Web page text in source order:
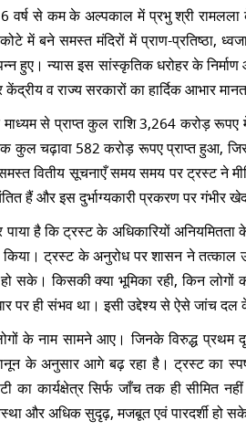
से कम के अल्पकाल में प्रभु श्री रामलला के
में बने समस्त मंदिरों में प्राण-प्रतिष्ठा,
हुए। न्यास इस सांस्कृतिक धरोहर के
व राज्य सरकारों का हार्दिक आभार
माध्यम से प्राप्त कुल राशि 3,264 करोड़
कुल चढ़ावा 582 करोड़ रूपए प्राप्त हुआ,
वितीय सूचनाएँ समय समय पर ट्रस्ट ने
हैं और इस दुर्भाग्यकारी प्रकरण पर गंभीर
पाया है कि ट्रस्ट के अधिकारियों
ट्रस्ट के अनुरोध पर शासन ने
सके। किसकी क्या भूमिका रही, किन लोगों
पर ही संभव था। इसी उद्देश्य से ऐसे जांच
के नाम सामने आए। जिनके विरुद्ध प्रथम
के अनुसार आगे बढ़ रहा है। ट्रस्ट का
का कार्यक्षेत्र सिर्फ जाँच तक ही सीमित
और अधिक सुदृढ़, मजबूत एवं पारदर्शी हो